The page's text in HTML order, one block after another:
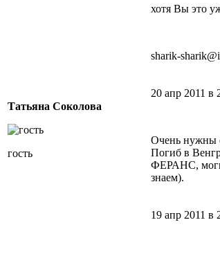
хотя Вы это
sharik-
Татьяна Соколова
гость
20 апр 2011 в
Очень нужны
Погиб в
ФЕРАНС,
знаем).
19 апр 2011 в